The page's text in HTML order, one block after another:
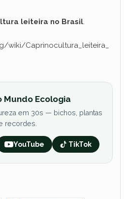
leiteira no Brasil.
wiki/Caprinocultura_leiteira_
Mundo Ecologia
em 30s — bichos, plantas
recordes.
YouTube TikTok